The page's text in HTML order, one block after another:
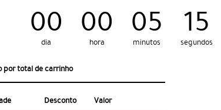
00
dia 00
hora 05
minutos 14
segundos
por total de carrinho
Desconto Valor